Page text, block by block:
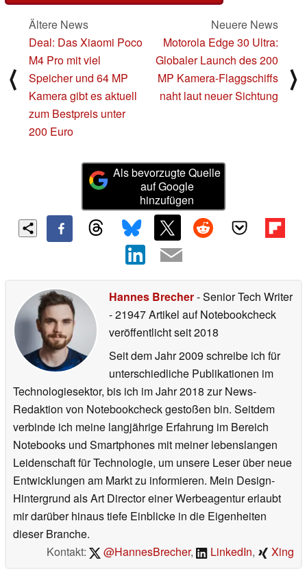
⟨
Ältere News
Deal: Das Xiaomi Poco
M4 Pro mit viel
Speicher und 64 MP
Kamera gibt es aktuell
zum Bestpreis unter
200 Euro
Neuere News
Motorola Edge 30 Ultra:
Globaler Launch des 200
MP Kamera-Flaggschiffs
naht laut neuer Sichtung
⟩
Als bevorzugte Quelle
auf Google
hinzufügen
Hannes Brecher- Senior Tech Writer
- 21947 Artikel auf Notebookcheck
veröffentlichtseit 2018
Seit dem Jahr 2009 schreibe ich für
unterschiedliche Publikationen im
Technologiesektor, bis ich im Jahr 2018 zur News-
Redaktion von Notebookcheck gestoßen bin. Seitdem
verbinde ich meine langjährige Erfahrung im Bereich
Notebooks und Smartphones mit meiner lebenslangen
Leidenschaft für Technologie, um unsere Leser über neue
Entwicklungen am Markt zu informieren. Mein Design-
Hintergrund als Art Director einer Werbeagentur erlaubt
mir darüber hinaus tiefe Einblicke in die Eigenheiten
dieser Branche.
Kontakt:
@HannesBrecher, LinkedIn, Xing